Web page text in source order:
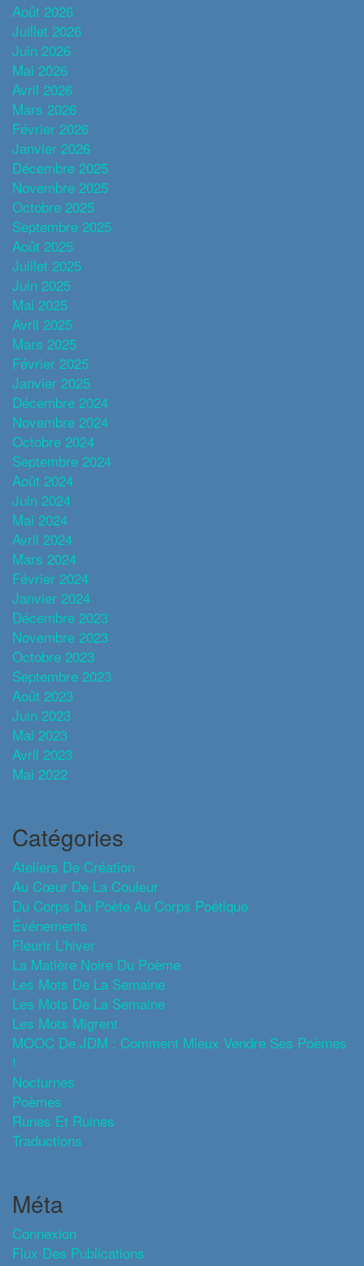
Août 2026
Juillet 2026
Juin 2026
Mai 2026
Avril 2026
Mars 2026
Février 2026
Janvier 2026
Décembre 2025
Novembre 2025
Octobre 2025
Septembre 2025
Août 2025
Juillet 2025
Juin 2025
Mai 2025
Avril 2025
Mars 2025
Février 2025
Janvier 2025
Décembre 2024
Novembre 2024
Octobre 2024
Septembre 2024
Août 2024
Juin 2024
Mai 2024
Avril 2024
Mars 2024
Février 2024
Janvier 2024
Décembre 2023
Novembre 2023
Octobre 2023
Septembre 2023
Août 2023
Juin 2023
Mai 2023
Avril 2023
Mai 2022
Catégories
Ateliers De Création
Au Cœur De La Couleur
Du Corps Du Poète Au Corps Poétique
Événements
Fleurir L'hiver
La Matière Noire Du Poème
Les Mots De La Semaine
Les Mots De La Semaine
Les Mots Migrent
MOOC De JDM : Comment Mieux Vendre Ses Poèmes
!
Nocturnes
Poèmes
Runes Et Ruines
Traductions
Méta
Connexion
Flux Des Publications